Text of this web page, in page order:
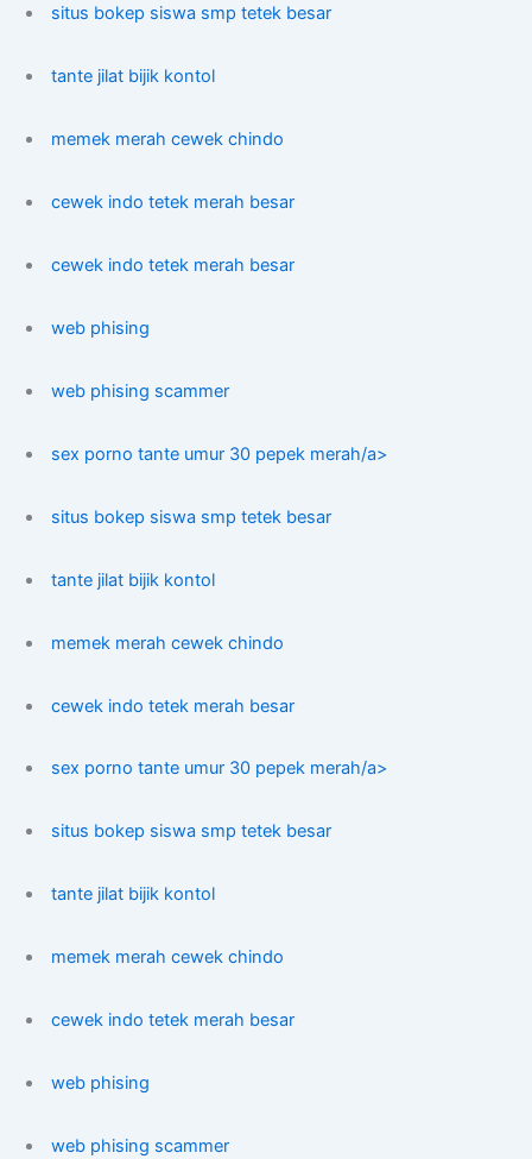
situs bokep siswa smp tetek besar
tante jilat bijik kontol
memek merah cewek chindo
cewek indo tetek merah besar
cewek indo tetek merah besar
web phising
web phising scammer
sex porno tante umur 30 pepek merah/a>
situs bokep siswa smp tetek besar
tante jilat bijik kontol
memek merah cewek chindo
cewek indo tetek merah besar
sex porno tante umur 30 pepek merah/a>
situs bokep siswa smp tetek besar
tante jilat bijik kontol
memek merah cewek chindo
cewek indo tetek merah besar
web phising
web phising scammer